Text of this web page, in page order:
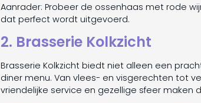
Aanrader: Probeer de ossenhaas met rode
dat perfect wordt uitgevoerd.
2. Brasserie Kolkzicht
Brasserie Kolkzicht biedt niet alleen een
diner menu. Van vlees- en visgerechten tot
vriendelijke service en gezellige sfeer maken